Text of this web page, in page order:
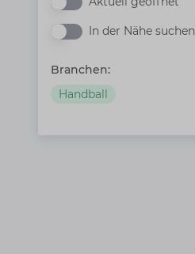
In der Nähe suchen
In der Nähe suchen
Branchen:
Handball